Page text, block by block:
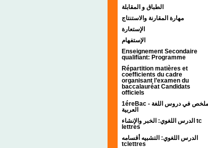
الطباق و المقابلة
مهارة المقارنة والاستنتاج
الإستعارة
الإستفهام
Enseignement Secondaire
qualifiant: Programme
Répartition matières et
coefficients du cadre
organisant l’examen du
baccalauréat Candidats
officiels
1éreBac - ملخص في دروس اللغة
العربية
الدرس اللغوي: الخبر والإنشاء tc
lettres
الدرس اللغوي: التشبيه أقسامه
tclettres